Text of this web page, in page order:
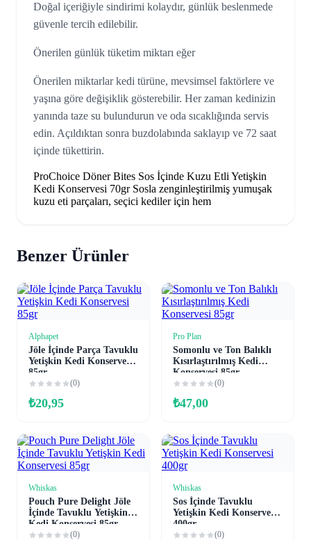
Doğal içeriğiyle sindirimi kolaydır, günlük beslenmede
güvenle tercih edilebilir.
Önerilen günlük tüketim miktarı eğer
Önerilen miktarlar kedi türüne, mevsimsel faktörlere ve
yaşına göre değişiklik gösterebilir. Her zaman kedinizin
yanında taze su bulundurun ve oda sıcaklığında servis
edin. Açıldıktan sonra buzdolabında saklayıp ve 72 saat
içinde tükettirin.
ProChoice Döner Bites Sos İçinde Kuzu Etli Yetişkin
Kedi Konservesi 70gr Sosla zenginleştirilmiş yumuşak
kuzu eti parçaları, seçici kediler için hem
Benzer Ürünler
Alphapet
Jöle İçinde Parça Tavuklu
Yetişkin Kedi Konservesi
85gr
(0)
₺20,95
Pro Plan
Somonlu ve Ton Balıklı
Kısırlaştırılmış Kedi
Konservesi 85gr
(0)
₺47,00
Whiskas
Pouch Pure Delight Jöle
İçinde Tavuklu Yetişkin
Kedi Konservesi 85gr
(0)
Whiskas
Sos İçinde Tavuklu
Yetişkin Kedi Konservesi
400gr
(0)